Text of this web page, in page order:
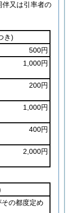
又は引率者の
き)
500円
1,000円
200円
1,000円
400円
2,000円
の都度定め